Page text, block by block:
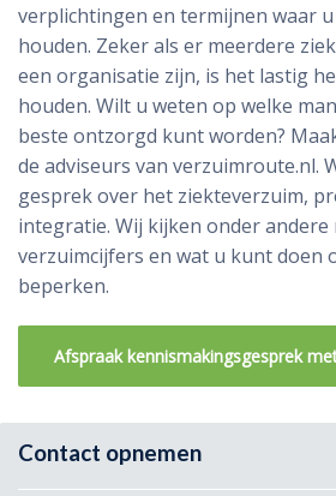
verplichtingen en termijnen waar
houden. Zeker als er meerdere
een organisatie zijn, is het lastig
houden. Wilt u weten op welke
beste ontzorgd kunt worden?
de adviseurs van verzuimroute.nl.
gesprek over het ziekteverzuim,
integratie. Wij kijken onder andere
verzuimcijfers en wat u kunt doen
beperken.
Afspraak kennismakingsgesprek
Contact opnemen